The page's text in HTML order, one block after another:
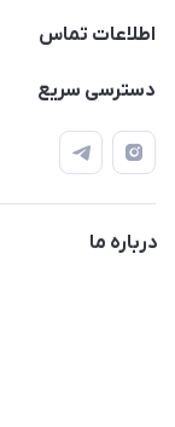
اطلاعات تماس
09120992668
حضوری، با
دسترسی سریع
حساب کاربری
اصطلاحات و مفاهیم
درباره ما